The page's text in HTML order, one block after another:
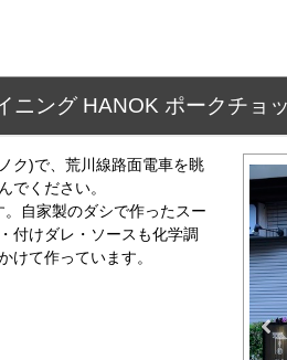
ニング HANOK ポークチョ
ク)で、荒川線路面電車を眺
でください。
自家製のダシで作ったスー
付けダレ・ソースも化学調
けて作っています。